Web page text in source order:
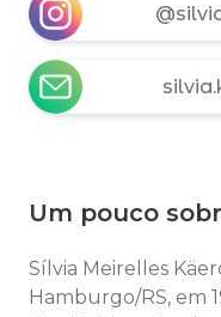
Um pouco
Sílvia Meirelles
Hamburgo/RS, em